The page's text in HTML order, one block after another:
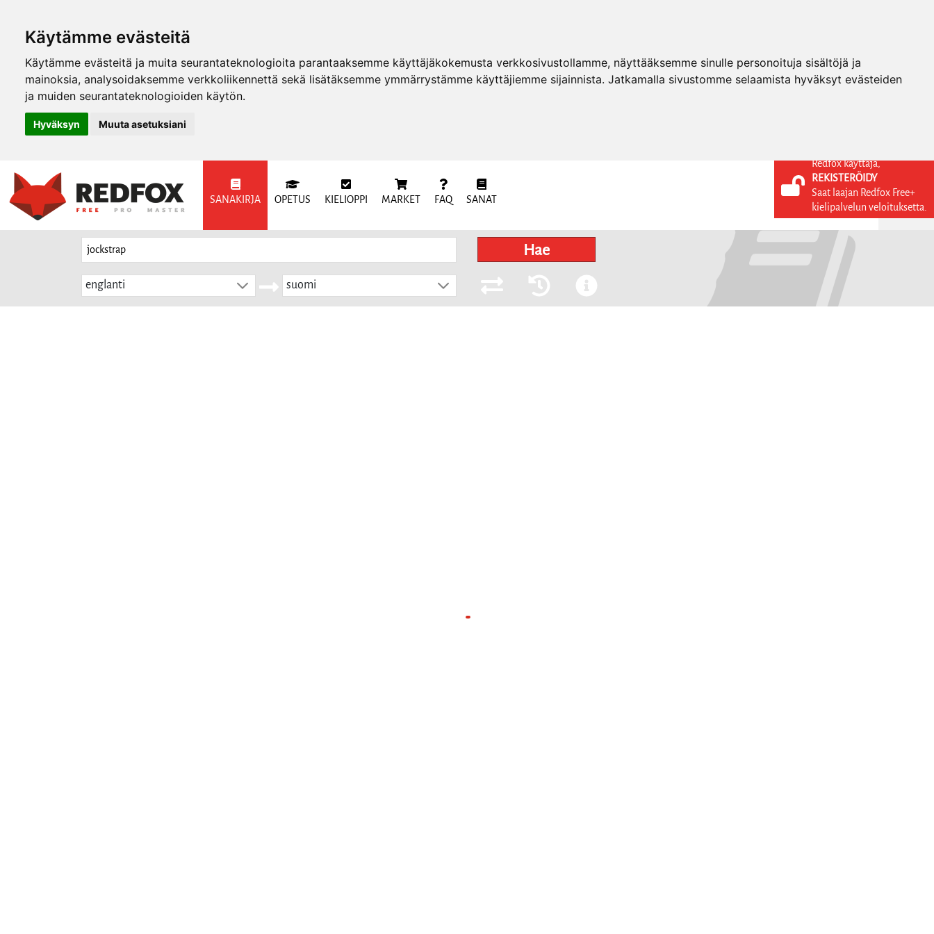
Käytämme evästeitä
Käytämme evästeitä ja muita seurantateknologioita parantaaksemme käyttäjäkokemusta verkkosivustollamme, näyttääksemme sinulle personoituja sisältöjä ja
mainoksia, analysoidaksemme verkkoliikennettä sekä lisätäksemme ymmärrystämme käyttäjiemme sijainnista. Jatkamalla sivustomme selaamista hyväksyt evästeiden
ja muiden seurantateknologioiden käytön.
Hyväksyn Muuta asetuksiani
SANAKIRJA OPETUS KIELIOPPI MARKET FAQ SANAT
KIRJAUDU SISÄÄN
REKISTERÖIDY
FI
Hae
englanti suomi
Redfox käyttäjä,
REKISTERÖIDY
Saat laajan Redfox Free+
kielipalvelun veloituksetta.